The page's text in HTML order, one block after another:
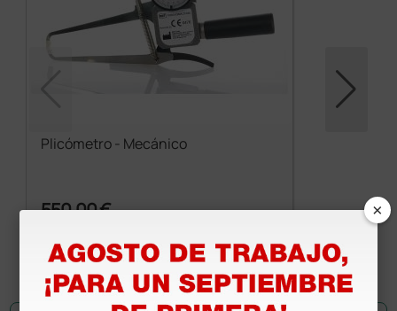
Plicómetro - Mecánico
550,00 €
1 ud.
×